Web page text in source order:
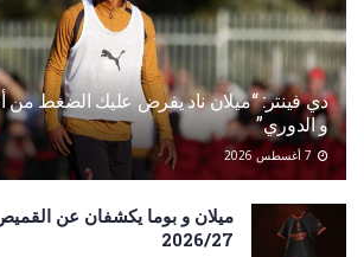
دي فينتر: “ميلان ناد يفرض عليك الضغط من
و الدوري”
ميلان و بوما يكشفان عن
2026/27